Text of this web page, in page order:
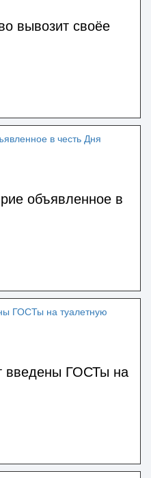
вывозит своёе
объявленное в
введены ГОСТы на